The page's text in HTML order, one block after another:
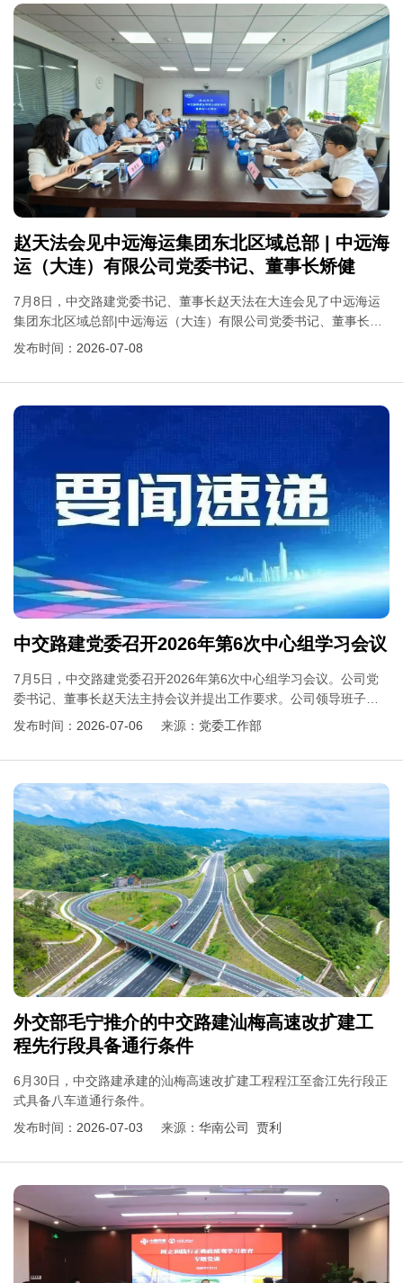
赵天法会见中远海运集团东北区域总部 | 中远海
运（大连）有限公司党委书记、董事长矫健
7月8日，中交路建党委书记、董事长赵天法在大连会见了中远海运
集团东北区域总部|中远海运（大连）有限公司党委书记、董事长矫
健。双方就进一步深化合作进行座谈交流。中交路建副总经理平
理熊...
发布时间： 2026-07-08
中交路建党委召开2026年第6次中心组学习会议
7月5日，中交路建党委召开2026年第6次中心组学习会议。公司党
委书记、董事长赵天法主持会议并提出工作要求。公司领导班子成
员参加学习。
发布时间： 2026-07-06 来源： 党委工作部
外交部毛宁推介的中交路建汕梅高速改扩建工
程先行段具备通行条件
6月30日，中交路建承建的汕梅高速改扩建工程程江至畲江先行段正
式具备八车道通行条件。
发布时间： 2026-07-03 来源： 华南公司 贾利